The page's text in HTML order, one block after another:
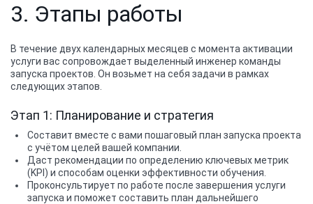
3. Этапы работы
В течение двух календарных месяцев с момента активации
услуги вас сопровождает выделенный инженер команды
запуска проектов. Он возьмет на себя задачи в рамках
следующих этапов.
Этап 1: Планирование и стратегия
Составит вместе с вами пошаговый план запуска проекта
с учётом целей вашей компании.
Даст рекомендации по определению ключевых метрик
(KPI) и способам оценки эффективности обучения.
Проконсультирует по работе после завершения услуги
запуска и поможет составить план дальнейшего